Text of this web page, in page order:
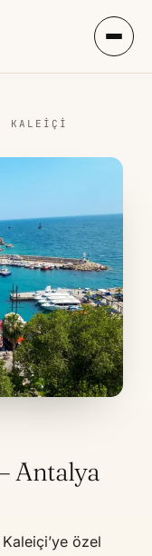
KALEIÇI
Antalya
özel